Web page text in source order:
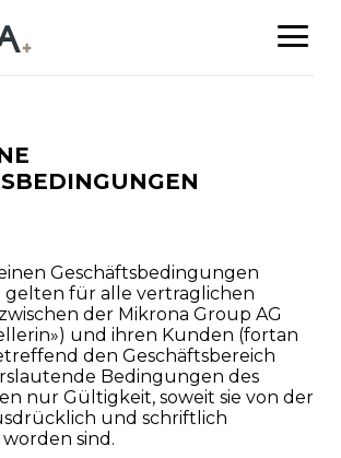
Geschäftsbedingungen
gelten für alle vertraglichen
der Mikrona Group AG
und ihren Kunden (fortan
den Geschäftsbereich
Bedingungen des
nur Gültigkeit, soweit sie von der
und schriftlich
sind.